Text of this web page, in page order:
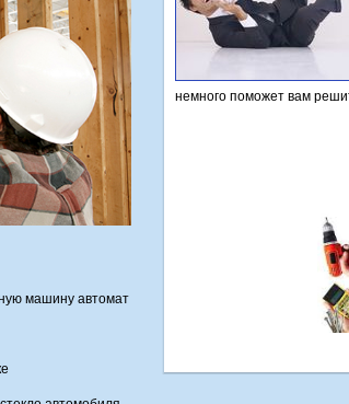
машину автомат
немного поможет вам